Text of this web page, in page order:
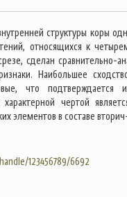
структуры коры
относящихся к
сделан сравнительно-
Наибольшее
что
характерной чертой
элементов в составе
123456789/6692